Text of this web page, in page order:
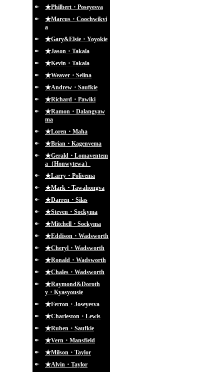
★Philbert・Poseyesva
★Marcus・Coochwikvi
a
★Gary&Elsie・Yoyokie
★Jason・Takala
★Kevin・Takala
★Weaver・Selina
★Andrew・Saufkie
★Richard・Pawiki
★Ramon・Dalangyaw
ma
★Loren・Maha
★Brian・Kagenvema
★Gerald・Lomaventem
a（Honwytewa）
★Larry・Polivema
★Mark・Tawahongva
★Darren・Silas
★Steven・Sockyma
★Mitchell・Sockyma
★Eddison・Wadsworth
★Cheryl・Wadsworth
★Ronald・Wadsworth
★Chales・Wadsworth
★Raymond&Doroth
y・Kyasyousie
★Ferron・Joseyesva
★Charleston・Lewis
★Ruben・Saufkie
★Vern・Mansfield
★Milson・Taylor
★Alvin・Taylor